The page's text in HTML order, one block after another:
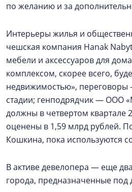
по желанию и за
Интерьеры жилья и
чешская компания Hanak
мебели и аксессуаров для
комплексом, скорее всего,
недвижимостью»,
стадии; генподрядчик — ООО
должны в четвертом квартале
оценены в 1,59 млрд рублей.
Кошкина, пока используются
В активе девелопера — еще
города, предназначенные под